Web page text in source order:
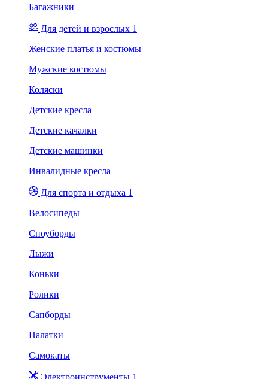
Багажники
Для детей и взрослых 1
Женские платья и костюмы
Мужские костюмы
Коляски
Детские кресла
Детские качалки
Детские машинки
Инвалидные кресла
Для спорта и отдыха 1
Велосипеды
Сноуборды
Лыжи
Коньки
Ролики
Сапборды
Палатки
Самокаты
Электроинструменты 1